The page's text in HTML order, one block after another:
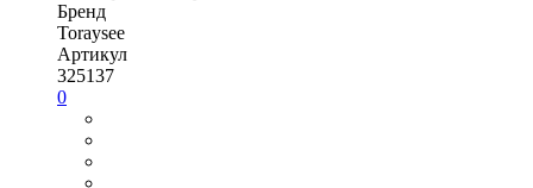
Бренд
Toraysee
Артикул
325137
0